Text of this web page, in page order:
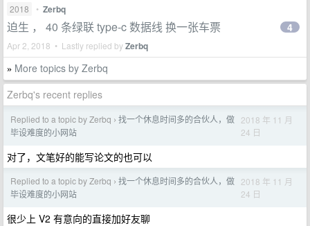
2018
• Zerbq
迫生 ， 40 条绿联 type-c 数据线 换一张车票
Apr 2, 2018 • Lastly replied byZerbq
4
» More topics by Zerbq
Zerbq's recent replies
Replied to a topic by Zerbq › 找一个休息时间多的合伙人，做
毕设难度的小网站
2018 年 11 月
24 日
对了，文笔好的能写论文的也可以
Replied to a topic by Zerbq › 找一个休息时间多的合伙人，做
毕设难度的小网站
2018 年 11 月
24 日
很少上 V2 有意向的直接加好友聊